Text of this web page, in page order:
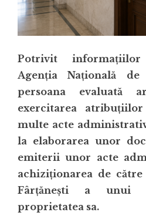
Potrivit
Agenția Națională
persoana
exercitarea
multe acte
la elaborarea unor
emiterii unor acte
achiziționarea de
Fârțănești a
proprietatea sa.